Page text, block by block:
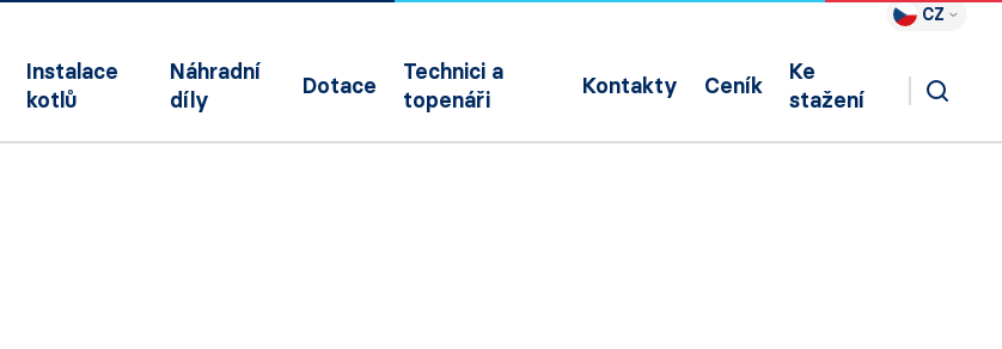
CZ
Instalace
kotlů
Náhradní
díly
Dotace
Technici a
topenáři
Kontakty Ceník
Ke
stažení